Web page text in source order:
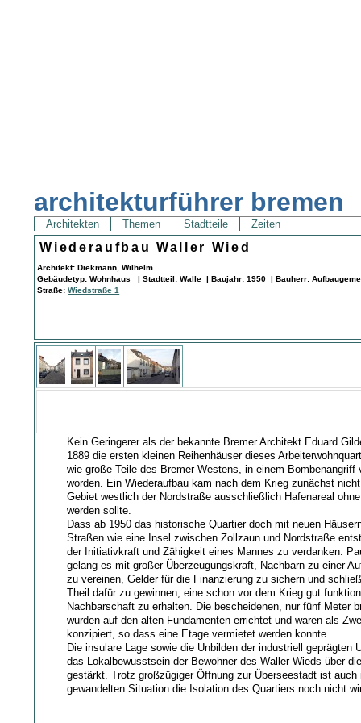
architekturführer bremen
Architekten Themen Stadtteile Zeiten
Wiederaufbau Waller Wied
Architekt: Diekmann, Wilhelm
Gebäudetyp: Wohnhaus | Stadtteil: Walle | Baujahr: 1950 | Bauherr:
Straße:Wiedstraße 1
Kein Geringerer als der bekannte Bremer Architekt Eduard
1889 die ersten kleinen Reihenhäuser dieses
wie große Teile des Bremer Westens, in einem Bombenangriff
worden. Ein Wiederaufbau kam nach dem Krieg zunächst
Gebiet westlich der Nordstraße ausschließlich Hafenareal
werden sollte.
Dass ab 1950 das historische Quartier doch mit neuen
Straßen wie eine Insel zwischen Zollzaun und Nordstraße
der Initiativkraft und Zähigkeit eines Mannes zu verdanken:
gelang es mit großer Überzeugungskraft, Nachbarn zu einer
zu vereinen, Gelder für die Finanzierung zu sichern und
Theil dafür zu gewinnen, eine schon vor dem Krieg gut
Nachbarschaft zu erhalten. Die bescheidenen, nur fünf Meter
wurden auf den alten Fundamenten errichtet und waren als
konzipiert, so dass eine Etage vermietet werden konnte.
Die insulare Lage sowie die Unbilden der industriell geprägten
das Lokalbewusstsein der Bewohner des Waller Wieds über
gestärkt. Trotz großzügiger Öffnung zur Überseestadt ist auch
gewandelten Situation die Isolation des Quartiers noch nicht